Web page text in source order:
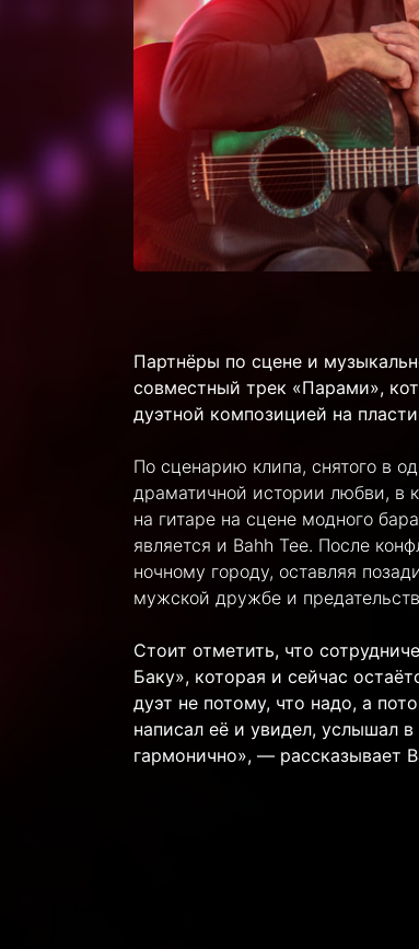
Партнёры по сцене и
совместный трек «Парами»,
дуэтной композицией на
По сценарию клипа, снятого в
драматичной истории любви, в
на гитаре на сцене модного
является и Bahh Tee. После
ночному городу, оставляя
мужской дружбе и
Стоит отметить, что
Баку», которая и сейчас
дуэт не потому, что надо, а
написал её и увидел, услышал
гармонично», — рассказывает